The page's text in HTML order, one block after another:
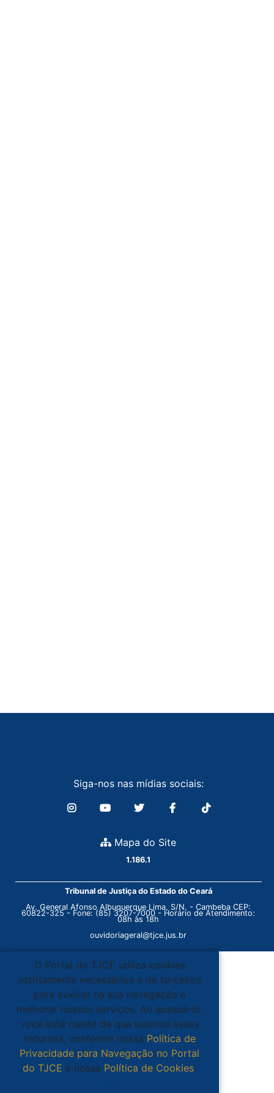
Siga-nos nas mídias sociais:
Mapa do Site
1.186.1
Tribunal de Justiça do Estado do Ceará
Av. General Afonso Albuquerque Lima, S/N. - Cambeba CEP:
60822-325 - Fone: (85) 3207-7000 - Horário de Atendimento:
08h às 18h
ouvidoriageral@tjce.jus.br
O Portal do TJCE utiliza cookies
estritamente necessários e de terceiros
para auxiliar na sua navegação e
melhorar nossos serviços. Ao acessá-lo,
você está ciente de que usamos esses
recursos, conforme nossa Política de
Privacidade para Navegação no Portal
do TJCE e nossa Política de Cookies.